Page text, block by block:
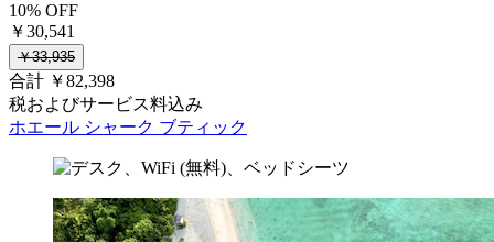
10% OFF
￥30,541
￥33,935
合計 ￥82,398
税およびサービス料込み
ホエール シャーク ブティック